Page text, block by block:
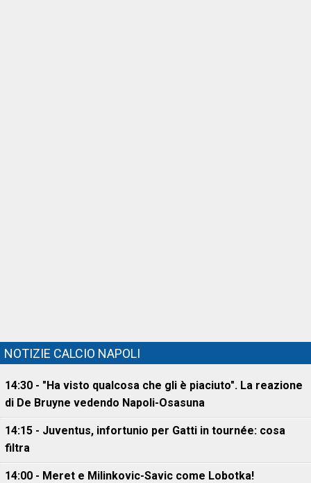
NOTIZIE CALCIO NAPOLI
14:30 - "Ha visto qualcosa che gli è piaciuto". La reazione
di De Bruyne vedendo Napoli-Osasuna
14:15 - Juventus, infortunio per Gatti in tournée: cosa
filtra
14:00 - Meret e Milinkovic-Savic come Lobotka!